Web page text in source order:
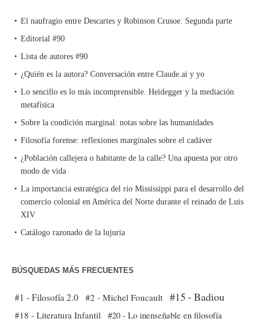
El naufragio entre Descartes y Robinson Crusoe. Segunda parte
Editorial #90
Lista de autores #90
¿Quién es la autora? Conversación entre Claude.ai y yo
Lo sencillo es lo más incomprensible. Heidegger y la mediación
metafísica
Sobre la condición marginal: notas sobre las humanidades
Filosofía forense: reflexiones marginales sobre el cadáver
¿Población callejera o habitante de la calle? Una apuesta por otro
modo de vida
La importancia estratégica del río Mississippi para el desarrollo del
comercio colonial en América del Norte durante el reinado de Luis
XIV
Catálogo razonado de la lujuria
BÚSQUEDAS MÁS FRECUENTES
#1 - Filosofía 2.0 #2 - Michel Foucault #15 - Badiou
#18 - Literatura Infantil #20 - Lo inenseñable en filosofía